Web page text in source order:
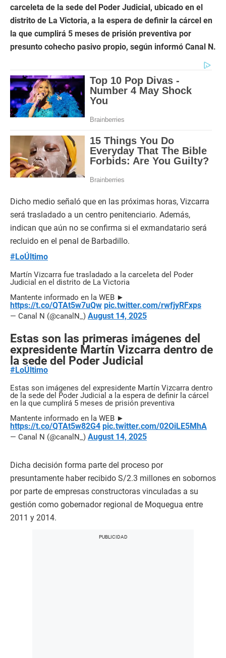
carceleta de la sede del Poder Judicial, ubicado en el
distrito de La Victoria, a la espera de definir la cárcel en
la que cumplirá 5 meses de prisión preventiva por
presunto cohecho pasivo propio, según informó Canal N.
Dicho medio señaló que en las próximas horas, Vizcarra
será trasladado a un centro penitenciario. Además,
indican que aún no se confirma si el exmandatario será
recluido en el penal de Barbadillo.
#LoÚltimo
Martín Vizcarra fue trasladado a la carceleta del Poder
Judicial en el distrito de La Victoria
Mantente informado en la WEB ►
https://t.co/QTAt5w7uQw pic.twitter.com/rwfjyRFxps
— Canal N (@canalN_) August 14, 2025
Estas son las primeras imágenes del
expresidente Martín Vizcarra dentro de
la sede del Poder Judicial
#LoÚltimo
Estas son imágenes del expresidente Martín Vizcarra dentro
de la sede del Poder Judicial a la espera de definir la cárcel
en la que cumplirá 5 meses de prisión preventiva
Mantente informado en la WEB ►
https://t.co/QTAt5w82G4 pic.twitter.com/02OiLE5MhA
— Canal N (@canalN_) August 14, 2025
Dicha decisión forma parte del proceso por
presuntamente haber recibido S/2.3 millones en sobornos
por parte de empresas constructoras vinculadas a su
gestión como gobernador regional de Moquegua entre
2011 y 2014.